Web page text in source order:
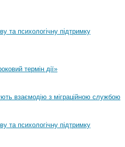
та психологічну підтримку
термін дії»
взаємодію з міграційною службою
та психологічну підтримку